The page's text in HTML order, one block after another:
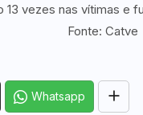
13 vezes nas vítimas e
Fonte: Catve
Whatsapp